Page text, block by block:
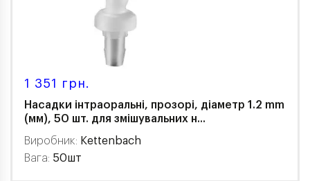
1 351 грн.
Насадки інтраоральні, прозорі, діаметр 1.2 mm
(мм), 50 шт. для змішувальних н...
Виробник: Kettenbach
Вага: 50шт